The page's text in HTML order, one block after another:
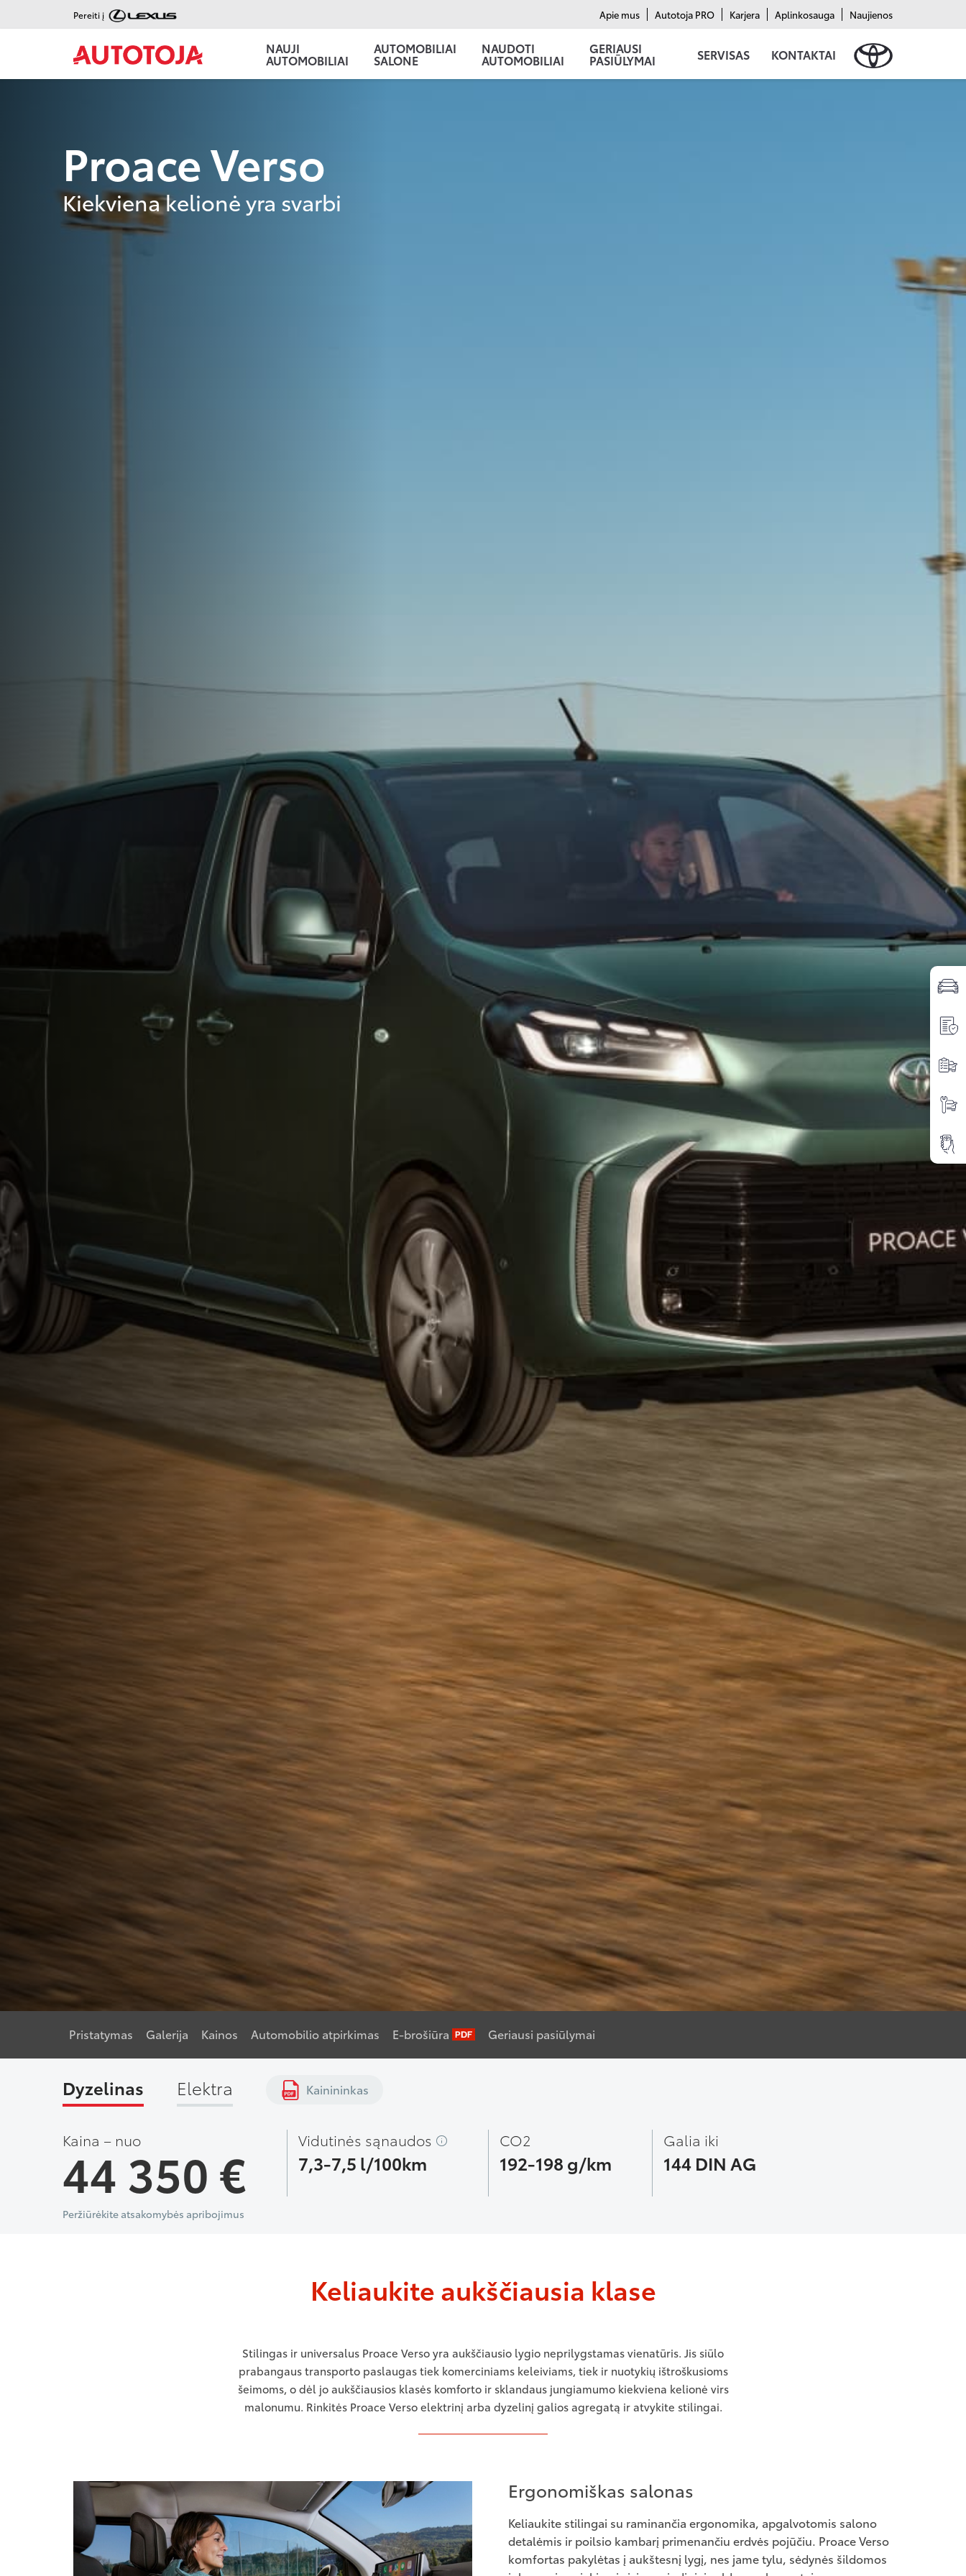
Pereiti į Apie mus Autotoja PRO Karjera Aplinkosauga Naujienos
NAUJI
AUTOMOBILIAI
AUTOMOBILIAI
SALONE
NAUDOTI
AUTOMOBILIAI
GERIAUSI
PASIŪLYMAI SERVISAS KONTAKTAI
Proace Verso
Kiekviena kelionė yra svarbi
Pristatymas Galerija Kainos Automobilio atpirkimas E-brošiūra Geriausi pasiūlymai
Dyzelinas Elektra Kainininkas
Kaina – nuo
44 350 € Vidutinės sąnaudos
7,3-7,5 l/100km
CO2
192-198 g/km
Galia iki
144 DIN AG
Peržiūrėkite atsakomybės apribojimus
Keliaukite aukščiausia klase
Stilingas ir universalus Proace Verso yra aukščiausio lygio neprilygstamas vienatūris. Jis siūlo
prabangaus transporto paslaugas tiek komerciniams keleiviams, tiek ir nuotykių ištroškusioms
šeimoms, o dėl jo aukščiausios klasės komforto ir sklandaus jungiamumo kiekviena kelionė virs
malonumu. Rinkitės Proace Verso elektrinį arba dyzelinį galios agregatą ir atvykite stilingai.
Ergonomiškas salonas
Keliaukite stilingai su raminančia ergonomika, apgalvotomis salono
detalėmis ir poilsio kambarį primenančiu erdvės pojūčiu. Proace Verso
komfortas pakylėtas į aukštesnį lygį, nes jame tylu, sėdynės šildomos